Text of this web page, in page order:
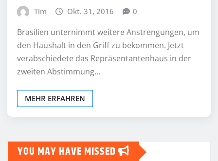
Tim Okt. 31, 2016 0
Brasilien unternimmt weitere Anstrengungen, um
den Haushalt in den Griff zu bekommen. Jetzt
verabschiedete das Repräsentantenhaus in der
zweiten Abstimmung…
MEHR ERFAHREN
YOU MAY HAVE MISSED